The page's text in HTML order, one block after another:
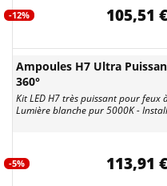
-12% 105,51 €
Ampoules H7 Ultra
360°
Kit LED H7 très puissant pour feux
Lumière blanche pur 5000K -
-5% 113,91 €